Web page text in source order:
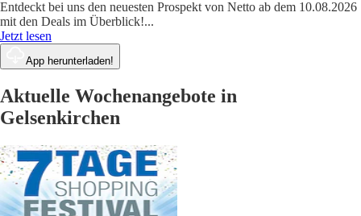
Entdeckt bei uns den neuesten Prospekt von Netto ab dem 10.08.2026
mit den Deals im Überblick!...
Jetzt lesen
App herunterladen!
Aktuelle Wochenangebote in
Gelsenkirchen